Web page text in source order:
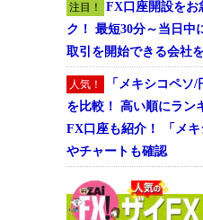
注目！
FX口座開設をお
ク！ 最短30分～当日中
取引を開始できる会社
人気！
「メキシコペソ
を比較！ 高い順にラン
FX口座も紹介！ 「メ
やチャートも確認